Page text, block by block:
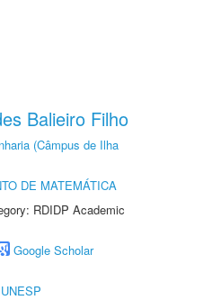
Balieiro Filho
(Câmpus de Ilha
DE MATEMÁTICA
RDIDP Academic
Google Scholar